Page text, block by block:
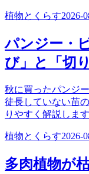
植物とくらす2026-
パンジー・
び」と「切
秋に買ったパンジ
徒長していない苗
りやすく解説します
植物とくらす2026-
多肉植物が